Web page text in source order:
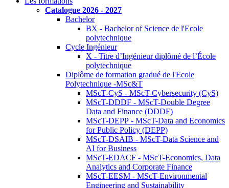
Catalogue 2026 - 2027
Bachelor
BX - Bachelor of Science de l'Ecole
polytechnique
Cycle Ingénieur
X - Titre d’Ingénieur diplômé de l’École
polytechnique
Diplôme de formation gradué de l'Ecole
Polytechnique -MSc&T
MScT-CyS - MScT-Cybersecurity (CyS)
MScT-DDDF - MScT-Double Degree
Data and Finance (DDDF)
MScT-DEPP - MScT-Data and Economics
for Public Policy (DEPP)
MScT-DSAIB - MScT-Data Science and
AI for Business
MScT-EDACF - MScT-Economics, Data
Analytics and Corporate Finance
MScT-EESM - MScT-Environmental
Engineering and Sustainability